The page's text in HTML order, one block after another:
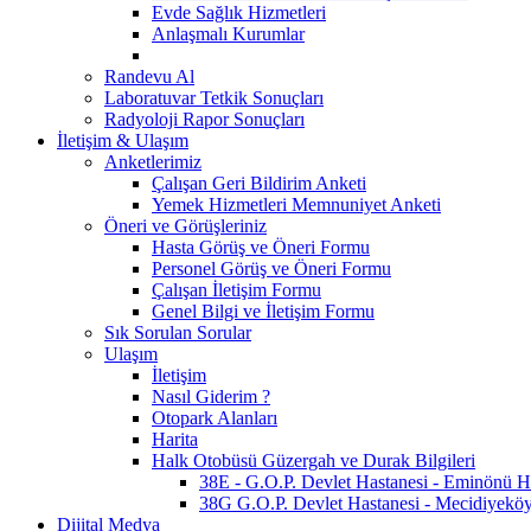
Evde Sağlık Hizmetleri
Anlaşmalı Kurumlar
Randevu Al
Laboratuvar Tetkik Sonuçları
Radyoloji Rapor Sonuçları
İletişim & Ulaşım
Anketlerimiz
Çalışan Geri Bildirim Anketi
Yemek Hizmetleri Memnuniyet Anketi
Öneri ve Görüşleriniz
Hasta Görüş ve Öneri Formu
Personel Görüş ve Öneri Formu
Çalışan İletişim Formu
Genel Bilgi ve İletişim Formu
Sık Sorulan Sorular
Ulaşım
İletişim
Nasıl Giderim ?
Otopark Alanları
Harita
Halk Otobüsü Güzergah ve Durak Bilgileri
38E - G.O.P. Devlet Hastanesi - Eminönü
38G G.O.P. Devlet Hastanesi -
Dijital Medya